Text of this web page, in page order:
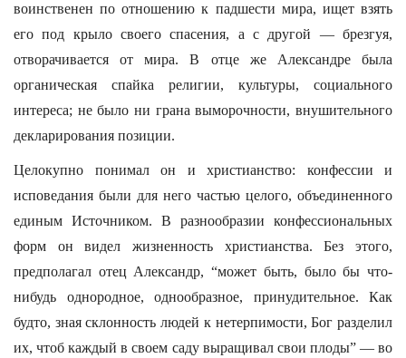
воинственен по отношению к падшести мира, ищет взять
его под крыло своего спасения, а с другой — брезгуя,
отворачивается от мира. В отце же Александре была
органическая спайка религии, культуры, социального
интереса; не было ни грана выморочности, внушительного
декларирования позиции.
Целокупно понимал он и христианство: конфессии и
исповедания были для него частью целого, объединенного
единым Источником. В разнообразии конфессиональных
форм он видел жизненность христианства. Без этого,
предполагал отец Александр, “может быть, было бы что-
нибудь однородное, однообразное, принудительное. Как
будто, зная склонность людей к нетерпимости, Бог разделил
их, чтоб каждый в своем саду выращивал свои плоды” — во